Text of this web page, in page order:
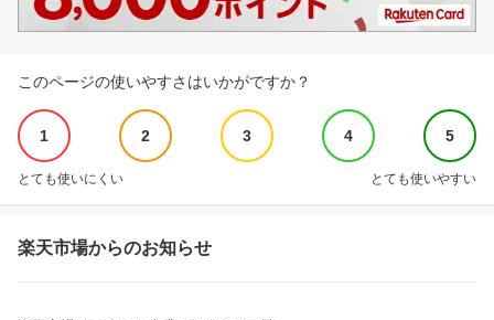
このページの使いやすさはいかがですか？
1 2 3 4 5
とても使いにくい とても使いやすい
楽天市場からのお知らせ